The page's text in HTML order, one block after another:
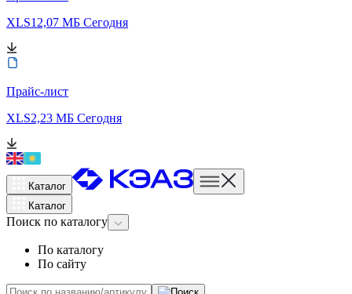
XLS12,07 МБ Сегодня
Прайс-лист
XLS2,23 МБ Сегодня
Каталог
Каталог
Поиск по каталогу
По каталогу
По сайту